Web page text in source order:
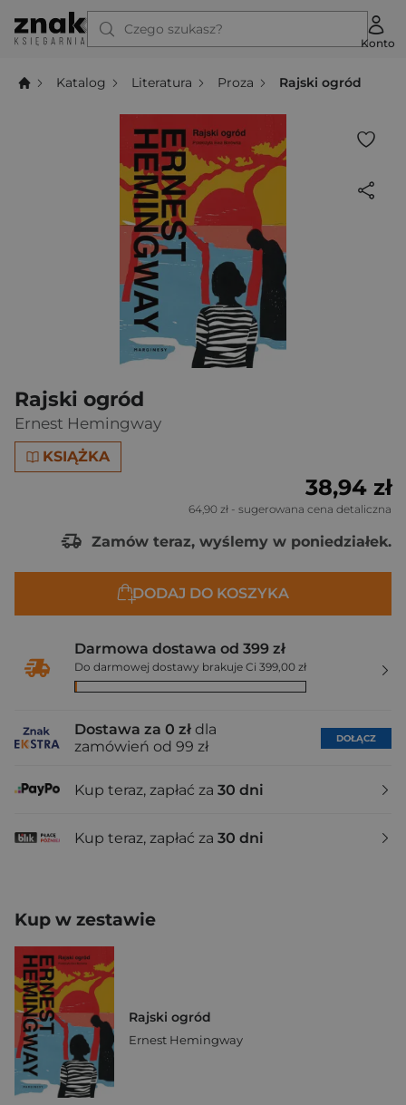
Czego szukasz?
Konto
Katalog Literatura Proza Rajski ogród
Rajski ogród
Ernest Hemingway
KSIĄŻKA
38,94 zł
64,90 zł - sugerowana cena detaliczna
Zamów teraz, wyślemy w poniedziałek.
DODAJ DO KOSZYKA
Darmowa dostawa od 399 zł
Do darmowej dostawy brakuje Ci 399,00 zł
Dostawa za 0 zł dla
zamówień od 99 zł
DOŁĄCZ
Kup teraz, zapłać za 30 dni
Kup teraz, zapłać za 30 dni
Kup w zestawie
Rajski ogród
Ernest Hemingway